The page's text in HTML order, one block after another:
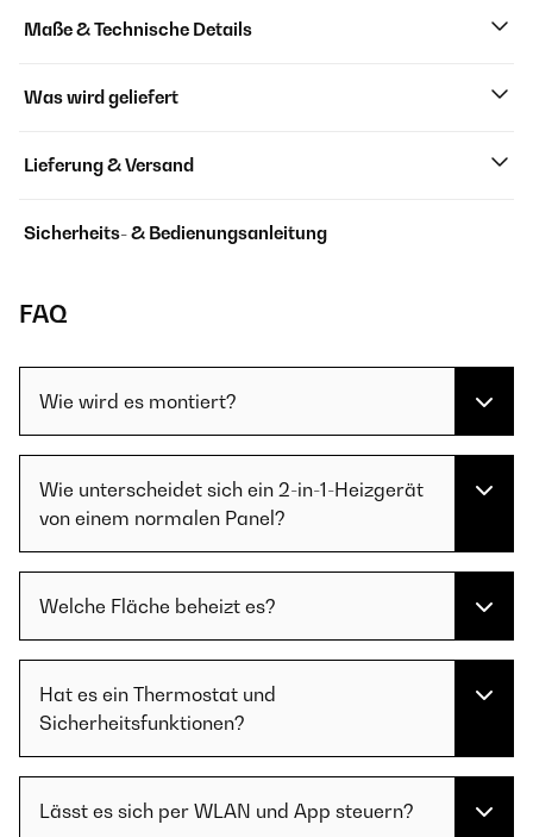
Maße & Technische Details
Was wird geliefert
Lieferung & Versand
Sicherheits- & Bedienungsanleitung
FAQ
Wie wird es montiert?
Wie unterscheidet sich ein 2-in-1-Heizgerät
von einem normalen Panel?
Welche Fläche beheizt es?
Hat es ein Thermostat und
Sicherheitsfunktionen?
Lässt es sich per WLAN und App steuern?